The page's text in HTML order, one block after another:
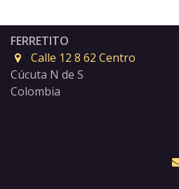
FERRETITO
Calle 12 8 62 Centro
Cúcuta N de S
Colombia